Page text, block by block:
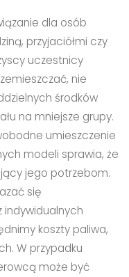
dla osób
przyjaciółmi czy
uczestnicy
nie
środków
na mniejsze grupy.
umieszczenie
modeli sprawia, że
jego potrzebom.
się
indywidualnych
koszty paliwa,
W przypadku
może być